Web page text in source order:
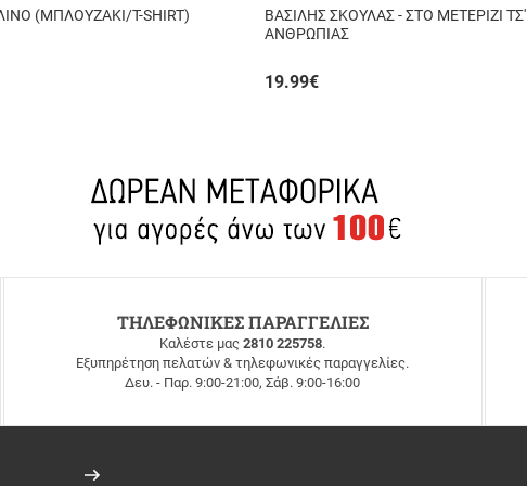
(ΜΠΛΟΥΖΑΚΙ/T-SHIRT)
ΒΑΣΙΛΗΣ ΣΚΟΥΛΑΣ - ΣΤΟ ΜΕΤΕΡΙΖΙ ΤΣ'
ΑΝΘΡΩΠΙΑΣ
19.99€
ΤΗΛΕΦΩΝΙΚΕΣ ΠΑΡΑΓΓΕΛΙΕΣ
Καλέστε μας2810 225758.
Εξυπηρέτηση πελατών & τηλεφωνικές παραγγελίες.
Δευ. - Παρ. 9:00-21:00, Σάβ. 9:00-16:00
Εγγραφή